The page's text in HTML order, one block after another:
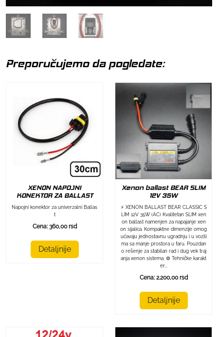
Preporučujemo da pogledate:
XENON NAPOJNI
KONEKTOR ZA BALLAST
Napojni konektor za univerzalni Ballas
t
Cena: 360,00 rsd
Detaljnije
Xenon ballast BEAR SLIM
12V 35W
⚡ XENON BALLAST BEAR CLASSIC S
LIM 12V 35W (AC) Kvalitetan SLIM xen
on ballast namenjen za napajanje xen
on sijalica. Kompaktne dimenzije omog
ućavaju jednostavnu ugradnju i u vozili
ma sa manje prostora u faru. Pouzdan
o rešenje za stabilan rad i dug vek traj
anja xenon sistema. ⚙️ Tehničke karakt
er...
Cena: 2.200,00 rsd
Detaljnije